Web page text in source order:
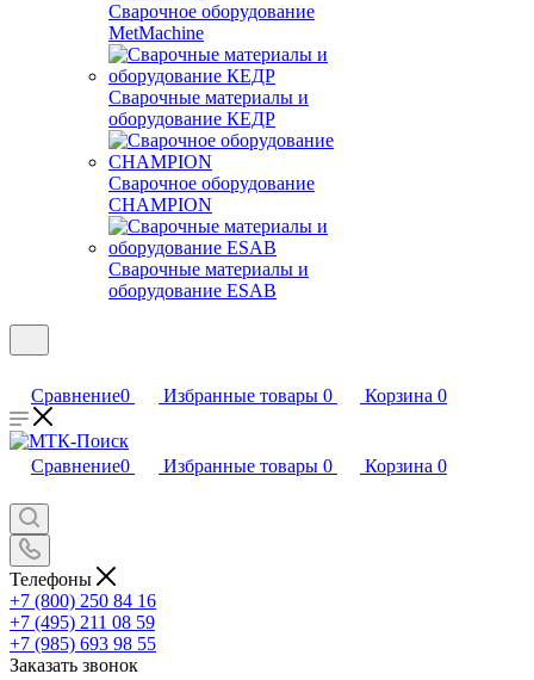
Сварочное оборудование
MetMachine
Сварочные материалы и
оборудование КЕДР
Сварочное оборудование
CHAMPION
Сварочные материалы и
оборудование ESAB
Сравнение0 Избранные товары 0 Корзина 0
Сравнение0 Избранные товары 0 Корзина 0
Телефоны
+7 (800) 250 84 16
+7 (495) 211 08 59
+7 (985) 693 98 55
Заказать звонок